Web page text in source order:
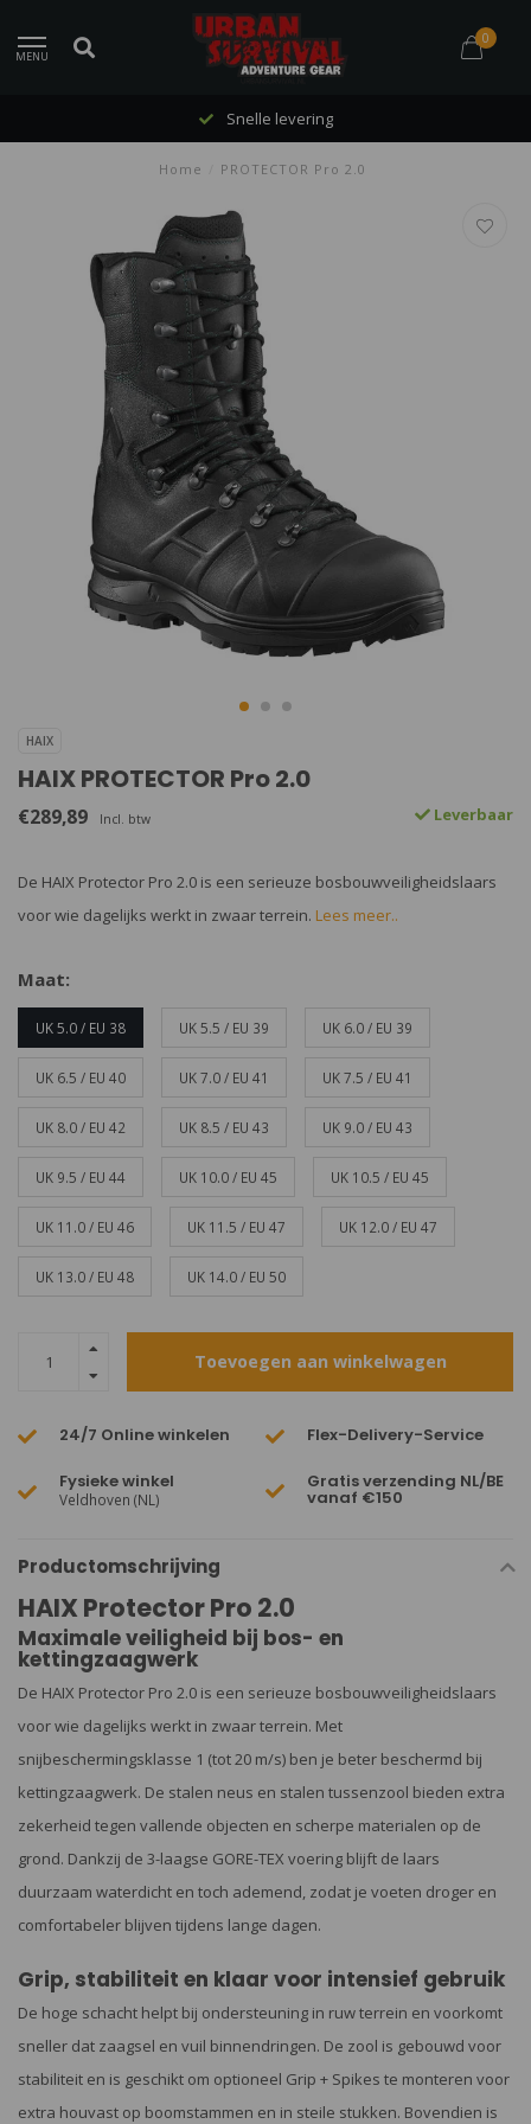
MENU
0
Snelle levering
Home PROTECTOR Pro 2.0
HAIX
HAIX PROTECTOR Pro 2.0
€289,89 Incl. btw Leverbaar
De HAIX Protector Pro 2.0 is een serieuze bosbouwveiligheidslaars
voor wie dagelijks werkt in zwaar terrein. Lees meer..
Maat:
UK 5.0 / EU 38 UK 5.5 / EU 39 UK 6.0 / EU 39
UK 6.5 / EU 40 UK 7.0 / EU 41 UK 7.5 / EU 41
UK 8.0 / EU 42 UK 8.5 / EU 43 UK 9.0 / EU 43
UK 9.5 / EU 44 UK 10.0 / EU 45 UK 10.5 / EU 45
UK 11.0 / EU 46 UK 11.5 / EU 47 UK 12.0 / EU 47
UK 13.0 / EU 48 UK 14.0 / EU 50
Toevoegen aan winkelwagen
24/7 Online winkelen Flex-Delivery-Service
Fysieke winkel
Veldhoven (NL)
Gratis verzending NL/BE
vanaf €150
Productomschrijving
HAIX Protector Pro 2.0
Maximale veiligheid bij bos- en
kettingzaagwerk
De HAIX Protector Pro 2.0 is een serieuze bosbouwveiligheidslaars
voor wie dagelijks werkt in zwaar terrein. Met
snijbeschermingsklasse 1 (tot 20 m/s) ben je beter beschermd bij
kettingzaagwerk. De stalen neus en stalen tussenzool bieden extra
zekerheid tegen vallende objecten en scherpe materialen op de
grond. Dankzij de 3-laagse GORE-TEX voering blijft de laars
duurzaam waterdicht en toch ademend, zodat je voeten droger en
comfortabeler blijven tijdens lange dagen.
Grip, stabiliteit en klaar voor intensief gebruik
De hoge schacht helpt bij ondersteuning in ruw terrein en voorkomt
sneller dat zaagsel en vuil binnendringen. De zool is gebouwd voor
stabiliteit en is geschikt om optioneel Grip + Spikes te monteren voor
extra houvast op boomstammen en in steile stukken. Bovendien is